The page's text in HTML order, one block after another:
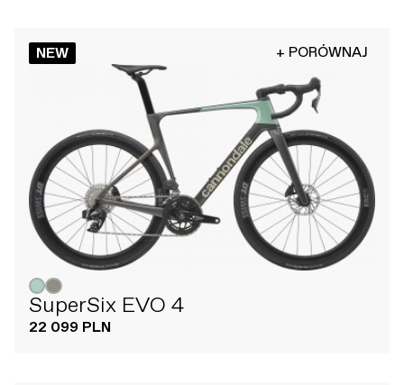
NEW + PORÓWNAJ
SuperSix EVO 4
22 099 PLN